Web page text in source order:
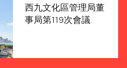
西九文化區管理局董
事局第119次會議